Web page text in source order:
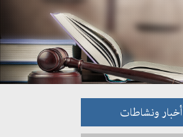
أخبار ونشاطات